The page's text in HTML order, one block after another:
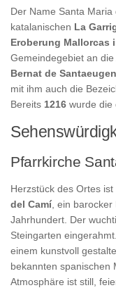
Der Name Santa
katalanischen La
Eroberung Mallorcas
Gemeindegebiet an die
Bernat de
mit ihm auch die
Bereits 1216 wurde die
Pfarrkirche
Herzstück des Ortes
del Camí , ein
Jahrhundert. Der
Steingarten
einem kunstvoll
bekannten spanischen
Atmosphäre ist still,